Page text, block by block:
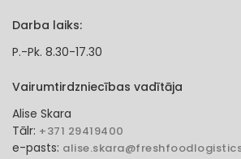
Darba laiks:
P.-Pk. 8.30-17.30
Vairumtirdzniecības vadītāja
Alise Skara
Tālr: +371 29419400
e-pasts: